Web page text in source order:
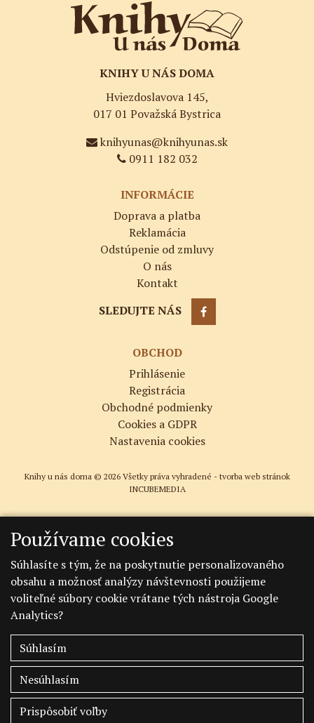
KNIHY U NÁS DOMA
Hviezdoslavova 145,
017 01 Považská Bystrica
knihyunas@knihyunas.sk
0911 182 032
INFORMÁCIE
Doprava a platba
Reklamácia
Odstúpenie od zmluvy
O nás
Kontakt
SLEDUJTE NÁS
OBCHOD
Prihlásenie
Registrácia
Obchodné podmienky
Cookies a GDPR
Nastavenia cookies
Knihy u nás doma © 2026 Všetky práva vyhradené - tvorba web stránok
INCUBEMEDIA
Používame cookies
Súhlasíte s tým, že na poskytnutie personalizovaného
obsahu a možnosť analýzy návštevnosti použijeme
voliteľné súbory cookie vrátane tých nástroja Google
Analytics?
Súhlasím
Nesúhlasím
Prispôsobiť voľby